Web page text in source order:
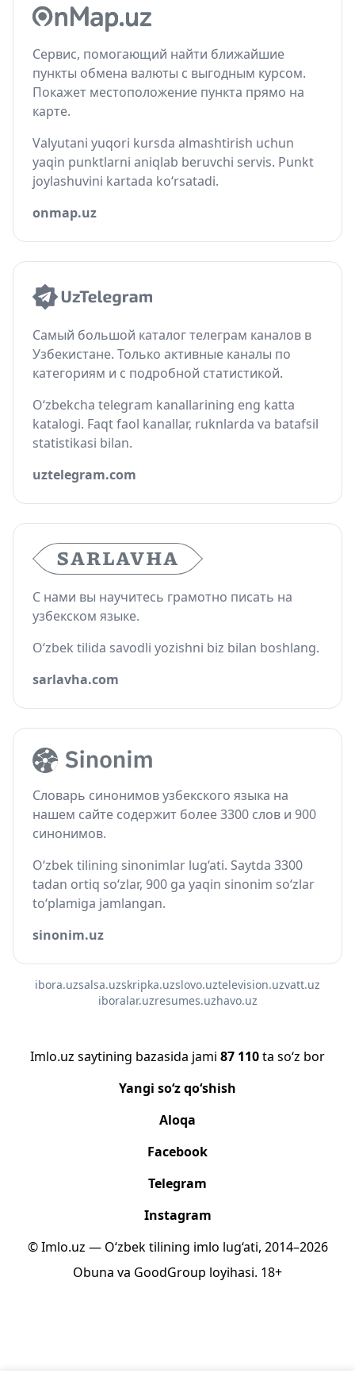
Сервис, помогающий найти ближайшие
пункты обмена валюты с выгодным курсом.
Покажет местоположение пункта прямо на
карте.
Valyutani yuqori kursda almashtirish uchun
yaqin punktlarni aniqlab beruvchi servis. Punkt
joylashuvini kartada ko‘rsatadi.
onmap.uz
Самый большой каталог телеграм каналов в
Узбекистане. Только активные каналы по
категориям и с подробной статистикой.
O‘zbekcha telegram kanallarining eng katta
katalogi. Faqt faol kanallar, ruknlarda va batafsil
statistikasi bilan.
uztelegram.com
С нами вы научитесь грамотно писать на
узбекском языке.
O‘zbek tilida savodli yozishni biz bilan boshlang.
sarlavha.com
Словарь синонимов узбекского языка на
нашем сайте содержит более 3300 слов и 900
синонимов.
O‘zbek tilining sinonimlar lug‘ati. Saytda 3300
tadan ortiq so‘zlar, 900 ga yaqin sinonim so‘zlar
to‘plamiga jamlangan.
sinonim.uz
ibora.uzsalsa.uzskripka.uzslovo.uztelevision.uzvatt.uz
iboralar.uzresumes.uzhavo.uz
Imlo.uz saytining bazasida jami 87 110ta so‘z bor
Yangi so‘z qo‘shish
Aloqa
Facebook
Telegram
Instagram
© Imlo.uz — O‘zbek tilining imlo lug‘ati, 2014–2026
Obuna va GoodGroup loyihasi. 18+